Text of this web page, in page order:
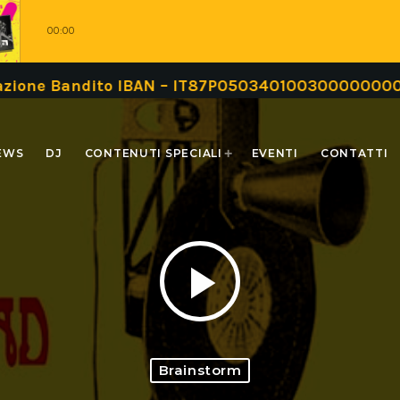
00:00
– IT87P0503401003000000000999 oppure
DJ CONTENUTI SPECIALI EVENTI CONTATTI
play_arrow
Brainstorm